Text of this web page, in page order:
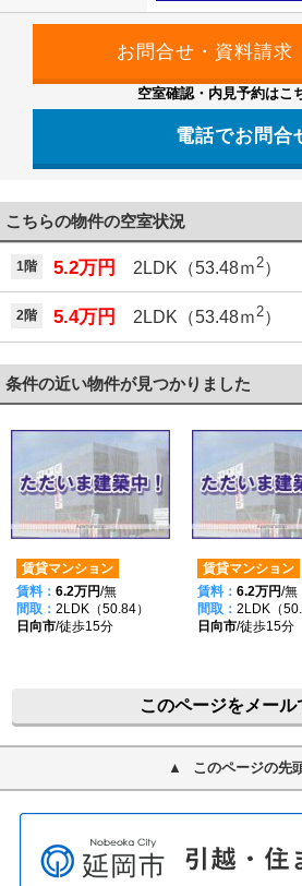
空室確認・内見予約はこ
電話でお問合
こちらの物件の空室状況
1階 5.2万円 2LDK（53.48ｍ2）
2階 5.4万円 2LDK（53.48ｍ2）
条件の近い物件が見つかりました
賃貸マンション
賃料： 6.2万円/無
間取： 2LDK（50.84）
日向市/徒歩15分
賃貸マンション
賃料： 6.2万円/無
間取： 2LDK（
日向市/徒歩15分
このページをメール
このページの先